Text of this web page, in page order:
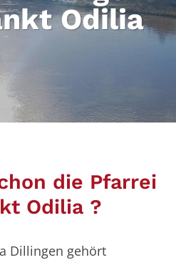
Odilia
die Pfarrei
Odilia ?
Dillingen gehört